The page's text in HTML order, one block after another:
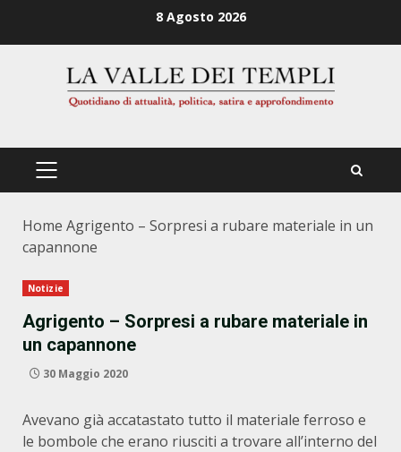
8 Agosto 2026
PRIMÄRES
Home Agrigento – Sorpresi a rubare materiale in un
capannone
Notizie
Agrigento – Sorpresi a rubare materiale in
un capannone
30 Maggio 2020
Avevano già accatastato tutto il materiale ferroso e
le bombole che erano riusciti a trovare all’interno del